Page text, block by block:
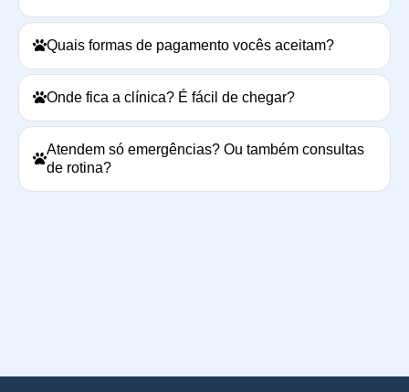
Quais formas de pagamento vocês aceitam?
Onde fica a clínica? É fácil de chegar?
Atendem só emergências? Ou também consultas
de rotina?